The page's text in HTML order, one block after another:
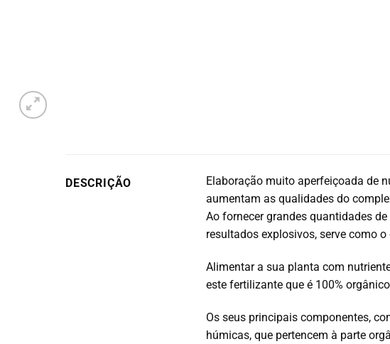
DESCRIÇÃO
Elaboração muito aperfeiçoada de
aumentam as qualidades do
Ao fornecer grandes quantidades
resultados explosivos, serve como
Alimentar a sua planta com
este fertilizante que é 100%
Os seus principais componentes,
húmicas, que pertencem à parte